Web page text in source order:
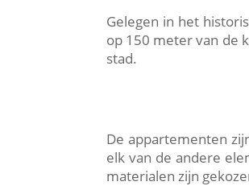
Gelegen in het
op 150 meter van de
stad.
De appartementen
elk van de andere
materialen zijn